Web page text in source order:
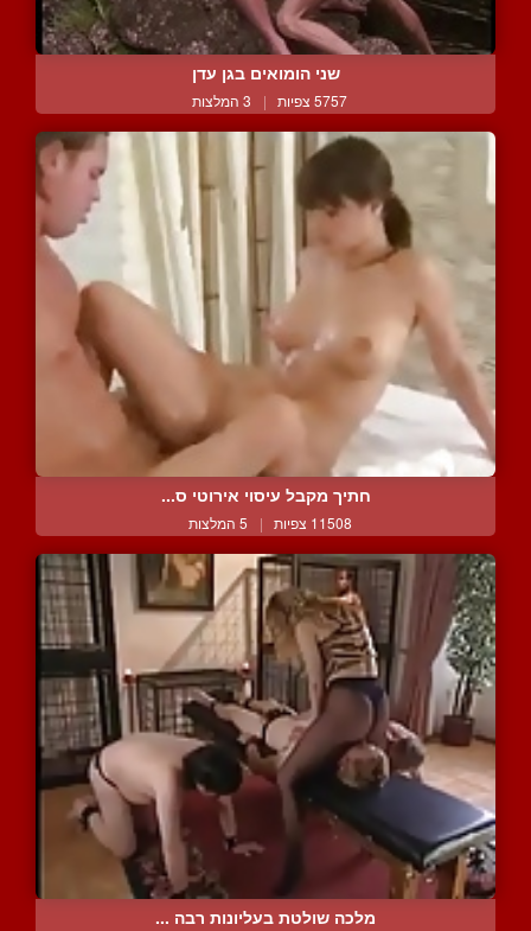
שני הומואים בגן עדן
5757 צפיות | 3 המלצות
חתיך מקבל עיסוי אירוטי ס...
11508 צפיות | 5 המלצות
מלכה שולטת בעליונות רבה ...